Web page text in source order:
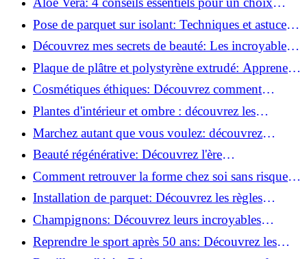
parfait!
Pose de parquet sur isolant: Techniques et astuces
pour un sol parfait!
Découvrez mes secrets de beauté: Les incroyables
vertus du raisin!
Plaque de plâtre et polystyrène extrudé: Apprenez
à les coller efficacement!
Cosmétiques éthiques: Découvrez comment
transformer votre routine beauté!
Plantes d'intérieur et ombre : découvrez les
meilleures pour votre maison !
Marchez autant que vous voulez: découvrez
pourquoi c'est bénéfique!
Beauté régénérative: Découvrez l'ère
révolutionnaire de la cosmétique verte!
Comment retrouver la forme chez soi sans risque
de blessure: Techniques et conseils sûrs!
Installation de parquet: Découvrez les règles
essentielles à respecter!
Champignons: Découvrez leurs incroyables
pouvoirs antioxydants!
Reprendre le sport après 50 ans: Découvrez les